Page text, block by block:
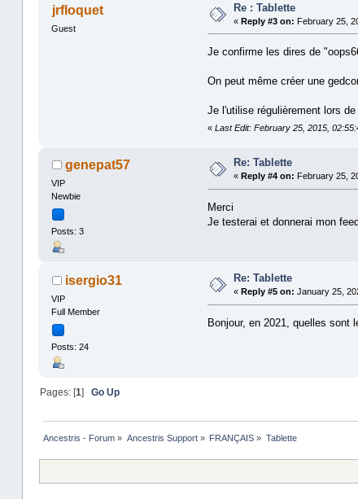
jrfloquet
Guest
Re : Tablette
«Reply #3 on: February 25,
Je confirme les dires de
On peut même créer une
Je l'utilise régulièrement lors
« Last Edit: February 25, 2015,
genepat57
VIP
Newbie
Posts: 3
Re: Tablette
«Reply #4 on: February 25,
Merci
Je testerai et donnerai mon
isergio31
VIP
Full Member
Posts: 24
Re: Tablette
«Reply #5 on: January 25,
Bonjour, en 2021, quelles sont
Pages: [1]Go Up
Ancestris - Forum » Ancestris Support» FRANÇAIS » Tablette